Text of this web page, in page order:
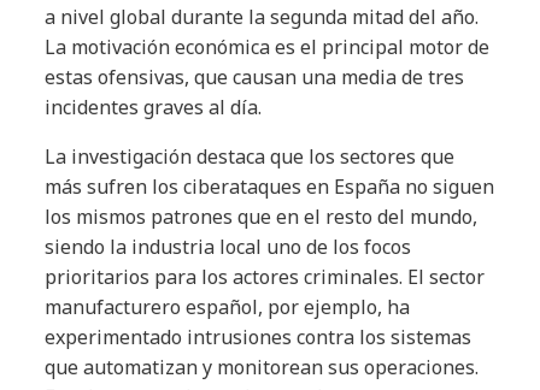
a nivel global durante la segunda mitad del año.
La motivación económica es el principal motor de
estas ofensivas, que causan una media de tres
incidentes graves al día.
La investigación destaca que los sectores que
más sufren los ciberataques en España no siguen
los mismos patrones que en el resto del mundo,
siendo la industria local uno de los focos
prioritarios para los actores criminales. El sector
manufacturero español, por ejemplo, ha
experimentado intrusiones contra los sistemas
que automatizan y monitorean sus operaciones.